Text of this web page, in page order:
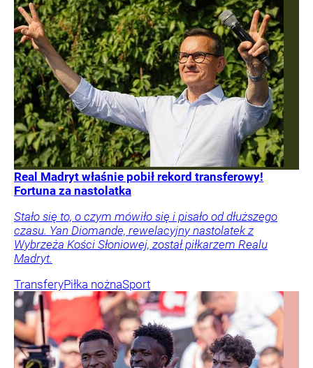
Real Madryt właśnie pobił rekord transferowy!
Fortuna za nastolatka
Stało się to, o czym mówiło się i pisało od dłuższego
czasu. Yan Diomande, rewelacyjny nastolatek z
Wybrzeża Kości Słoniowej, został piłkarzem Realu
Madryt.
TransferyPiłka nożnaSport